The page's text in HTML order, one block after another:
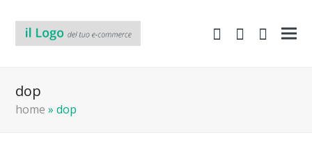
shopping-
Areasearch
dop
home »dop